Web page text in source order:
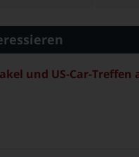
und US-Car-